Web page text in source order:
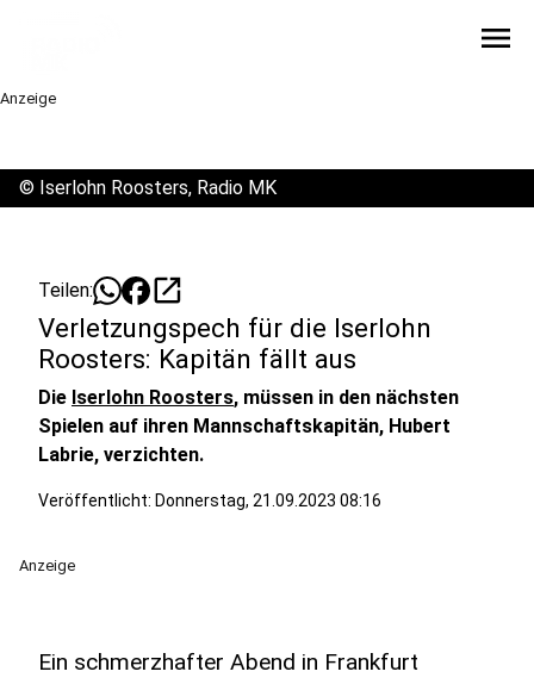
menu
Anzeige
© Iserlohn Roosters, Radio MK
Teilen: open_in_new
Verletzungspech für die Iserlohn
Roosters: Kapitän fällt aus
Die Iserlohn Roosters, müssen in den nächsten
Spielen auf ihren Mannschaftskapitän, Hubert
Labrie, verzichten.
Veröffentlicht: Donnerstag, 21.09.2023 08:16
Anzeige
Ein schmerzhafter Abend in Frankfurt